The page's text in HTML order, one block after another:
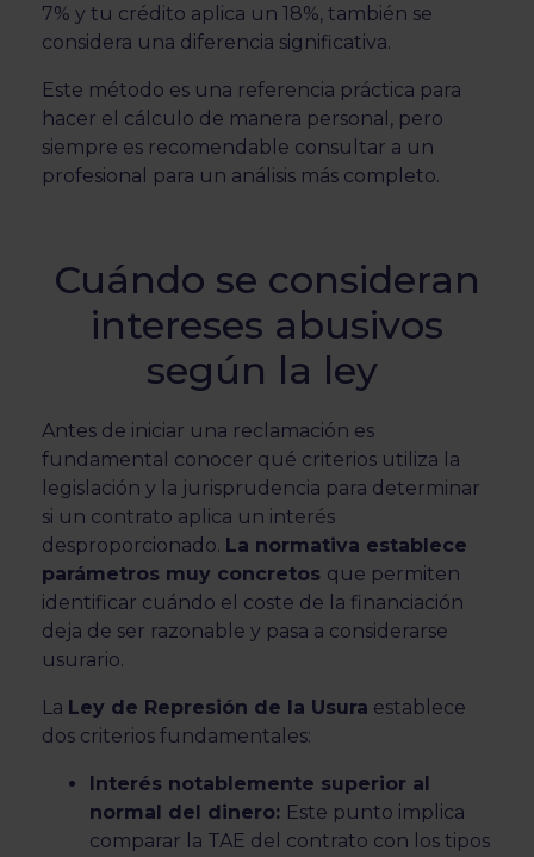
7% y tu crédito aplica un 18%, también se
considera una diferencia significativa.
Este método es una referencia práctica para
hacer el cálculo de manera personal, pero
siempre es recomendable consultar a un
profesional para un análisis más completo.
Cuándo se consideran
intereses abusivos
según la ley
Antes de iniciar una reclamación es
fundamental conocer qué criterios utiliza la
legislación y la jurisprudencia para determinar
si un contrato aplica un interés
desproporcionado. La normativa establece
parámetros muy concretos que permiten
identificar cuándo el coste de la financiación
deja de ser razonable y pasa a considerarse
usurario.
La Ley de Represión de la Usura establece
dos criterios fundamentales:
Interés notablemente superior al
normal del dinero: Este punto implica
comparar la TAE del contrato con los tipos